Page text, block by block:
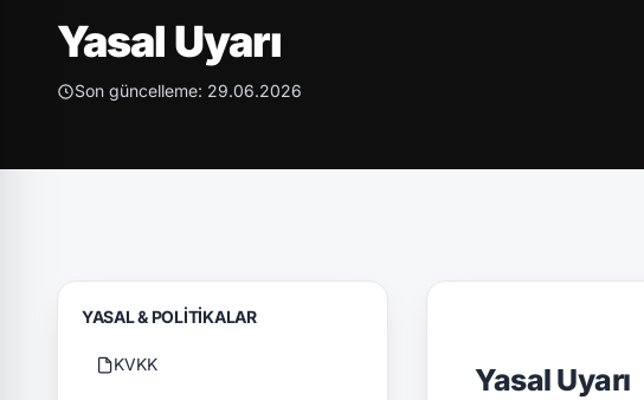
Yasal Uyarı
Son güncelleme: 29.06.2026
YASAL & POLITIKALAR
KVKK Yasal Uyarı